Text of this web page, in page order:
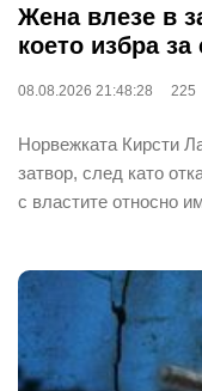
Жена влезе в
което избра за
08.08.2026 21:48:28 225
Норвежката Кирсти
затвор, след като
с властите относно